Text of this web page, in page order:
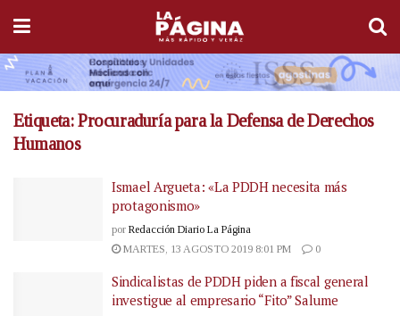
Etiqueta:Procuraduría para la Defensa de Derechos
Humanos
Ismael Argueta: «La PDDH necesita más
protagonismo»
por Redacción Diario La Página
MARTES, 13 AGOSTO 2019 8:01 PM
0
Sindicalistas de PDDH piden a fiscal general
investigue al empresario “Fito” Salume